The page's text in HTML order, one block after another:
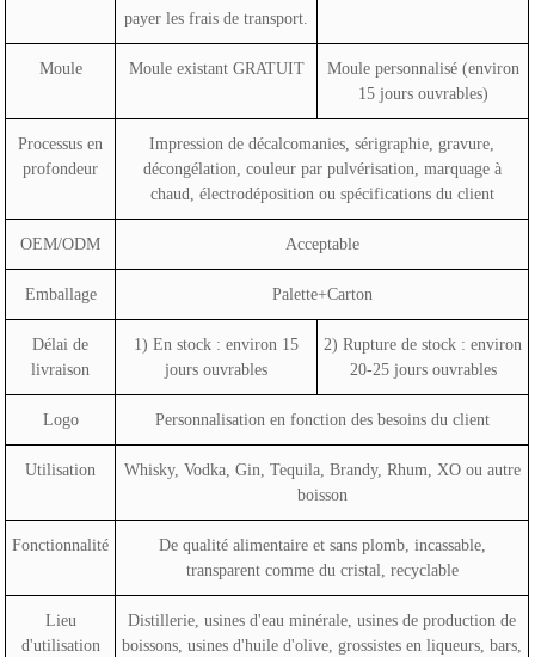
payer les frais de transport.
Moule Moule existant GRATUIT
Moule personnalisé (environ
15 jours ouvrables)
Processus en
profondeur
Impression de décalcomanies, sérigraphie, gravure,
décongélation, couleur par pulvérisation, marquage à
chaud, électrodéposition ou spécifications du client
OEM/ODM Acceptable
Emballage Palette+Carton
Délai de
livraison
1) En stock : environ 15
jours ouvrables
2) Rupture de stock : environ
20-25 jours ouvrables
Logo Personnalisation en fonction des besoins du client
Utilisation
Whisky, Vodka, Gin, Tequila, Brandy, Rhum, XO ou autre
boisson
Fonctionnalité
De qualité alimentaire et sans plomb, incassable,
transparent comme du cristal, recyclable
Lieu
d'utilisation
Distillerie, usines d'eau minérale, usines de production de
boissons, usines d'huile d'olive, grossistes en liqueurs, bars,